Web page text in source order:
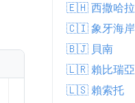
11
🇪🇭 西撒哈拉
🇨🇮 象牙海岸
🇧🇯 貝南
🇱🇷 賴比瑞亞
🇱🇸 賴索托